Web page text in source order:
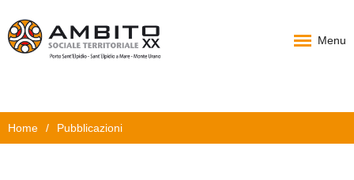
Menu
Home
Chi Siamo
Home / Pubblicazioni